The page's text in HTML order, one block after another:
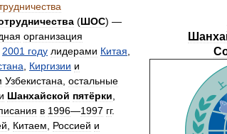
(ШОС) —
организация
2001 году лидерами Китая
Киргизии и
Узбекистана остальные
Шанхайской пятёрки
в 1996—1997 гг.
Китаем Россией и